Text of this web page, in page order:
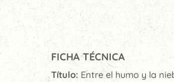
FICHA TÉCNICA
Título: Entre el humo y la